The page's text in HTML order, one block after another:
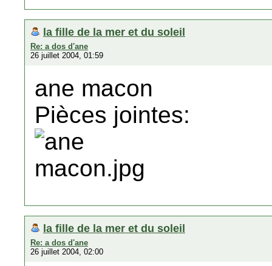
la fille de la mer et du soleil
Re: a dos d'ane
26 juillet 2004, 01:59
ane macon
Pièces jointes:
la fille de la mer et du soleil
Re: a dos d'ane
26 juillet 2004, 02:00